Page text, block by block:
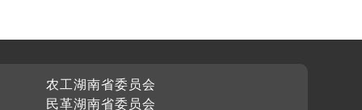
农工湖南省委员会
民革湖南省委员会